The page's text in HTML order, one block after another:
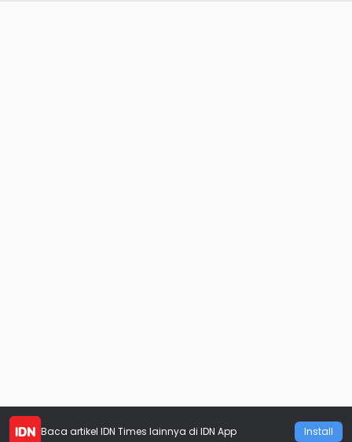
Baca artikel IDN Times lainnya di IDN App Install